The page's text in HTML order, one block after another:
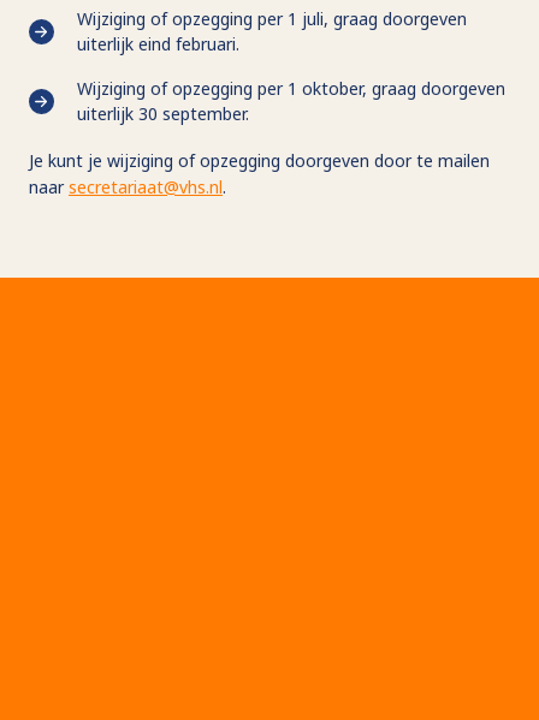
Wijziging of opzegging per 1 juli, graag doorgeven
uiterlijk eind februari.
Wijziging of opzegging per 1 oktober, graag doorgeven
uiterlijk 30 september.
Je kunt je wijziging of opzegging doorgeven door te mailen
naarsecretariaat@vhs.nl.